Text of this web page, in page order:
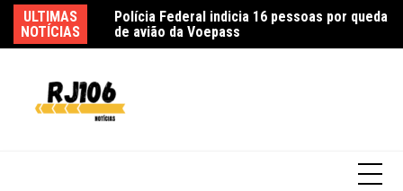
para
o
ULTIMAS
NOTÍCIAS
de fim de ano
Polícia Federal indicia 16 pessoas por queda
de avião da Voepass